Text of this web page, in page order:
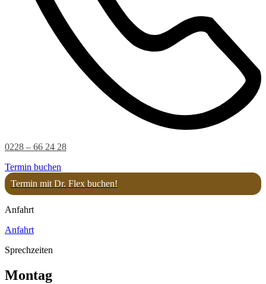
0228 – 66 24 28
Termin buchen
Termin mit Dr. Flex buchen!
Anfahrt
Anfahrt
Sprechzeiten
Montag